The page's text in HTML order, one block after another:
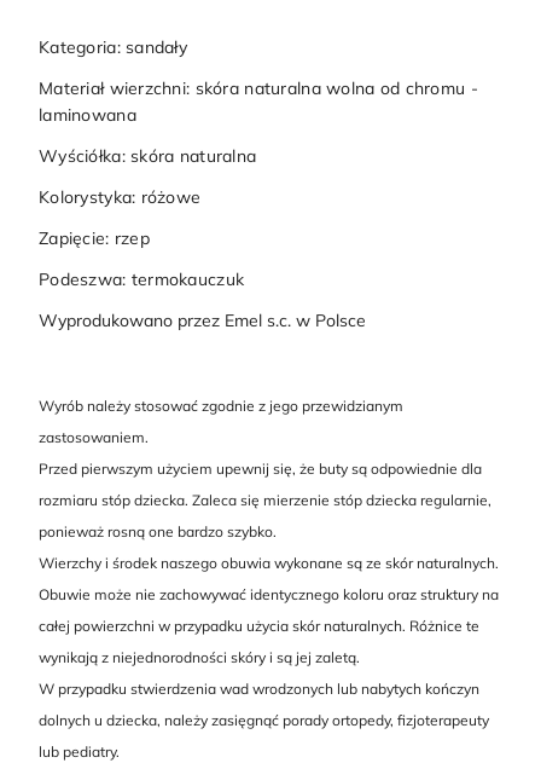
Kategoria: sandały
Materiał wierzchni: skóra naturalna wolna od chromu -
laminowana
Wyściółka: skóra naturalna
Kolorystyka: różowe
Zapięcie: rzep
Podeszwa: termokauczuk
Wyprodukowano przez Emel s.c. w Polsce
Wyrób należy stosować zgodnie z jego przewidzianym
zastosowaniem.
Przed pierwszym użyciem upewnij się, że buty są odpowiednie dla
rozmiaru stóp dziecka. Zaleca się mierzenie stóp dziecka regularnie,
ponieważ rosną one bardzo szybko.
Wierzchy i środek naszego obuwia wykonane są ze skór naturalnych.
Obuwie może nie zachowywać identycznego koloru oraz struktury na
całej powierzchni w przypadku użycia skór naturalnych. Różnice te
wynikają z niejednorodności skóry i są jej zaletą.
W przypadku stwierdzenia wad wrodzonych lub nabytych kończyn
dolnych u dziecka, należy zasięgnąć porady ortopedy, fizjoterapeuty
lub pediatry.